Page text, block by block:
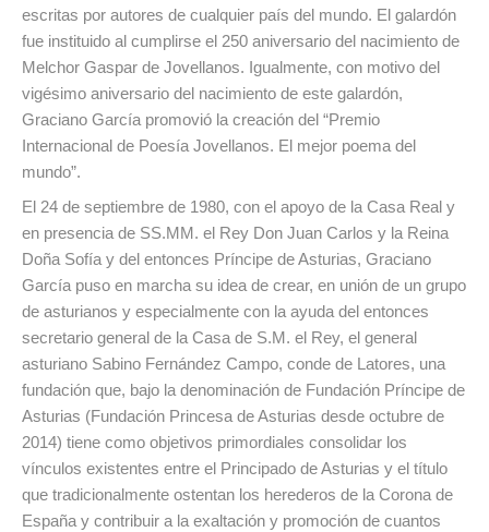
escritas por autores de cualquier país del mundo. El galardón
fue instituido al cumplirse el 250 aniversario del nacimiento de
Melchor Gaspar de Jovellanos. Igualmente, con motivo del
vigésimo aniversario del nacimiento de este galardón,
Graciano García promovió la creación del “Premio
Internacional de Poesía Jovellanos. El mejor poema del
mundo”.
El 24 de septiembre de 1980, con el apoyo de la Casa Real y
en presencia de SS.MM. el Rey Don Juan Carlos y la Reina
Doña Sofía y del entonces Príncipe de Asturias, Graciano
García puso en marcha su idea de crear, en unión de un grupo
de asturianos y especialmente con la ayuda del entonces
secretario general de la Casa de S.M. el Rey, el general
asturiano Sabino Fernández Campo, conde de Latores, una
fundación que, bajo la denominación de Fundación Príncipe de
Asturias (Fundación Princesa de Asturias desde octubre de
2014) tiene como objetivos primordiales consolidar los
vínculos existentes entre el Principado de Asturias y el título
que tradicionalmente ostentan los herederos de la Corona de
España y contribuir a la exaltación y promoción de cuantos